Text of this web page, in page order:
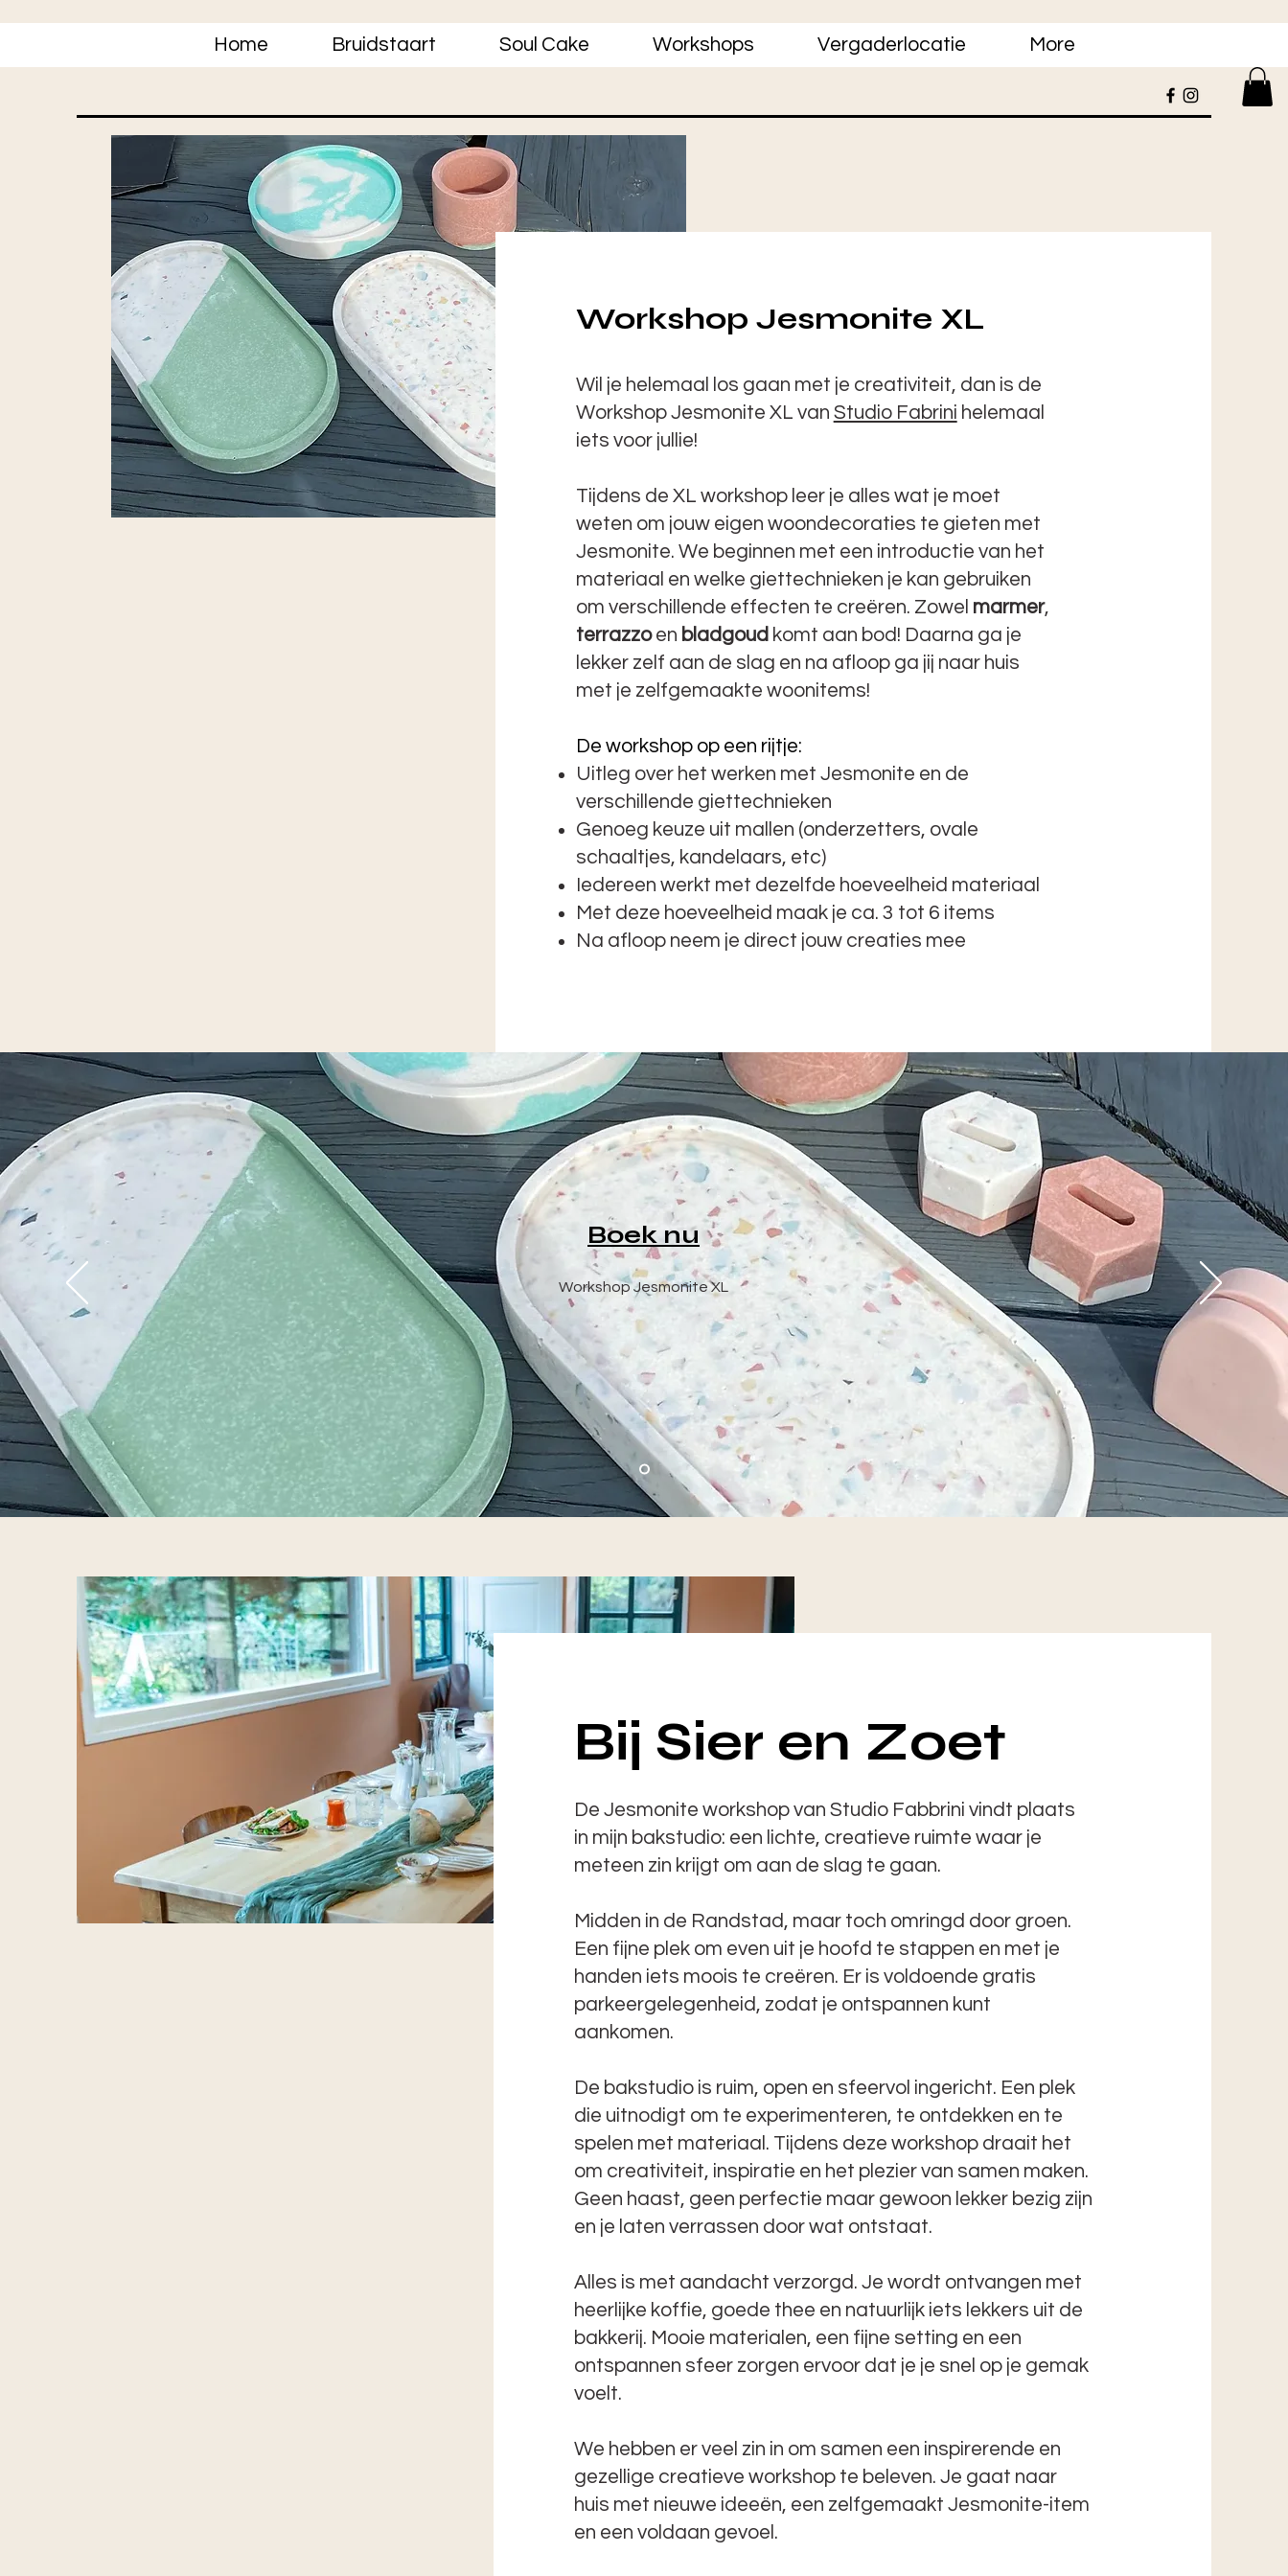
Home Bruidstaart Soul Cake Workshops Vergaderlocatie More
Workshop Jesmonite XL
Wil je helemaal los gaan met je creativiteit, dan is de
Workshop Jesmonite XL van Studio Fabrini helemaal
iets voor jullie!
Tijdens de XL workshop leer je alles wat je moet
weten om jouw eigen woondecoraties te gieten met
Jesmonite. We beginnen met een introductie van het
materiaal en welke giettechnieken je kan gebruiken
om verschillende effecten te creëren. Zowel marmer,
terrazzoen bladgoud komt aan bod! Daarna ga je
lekker zelf aan de slag en na afloop ga jij naar huis
met je zelfgemaakte woonitems!
De workshop op een rijtje:
Uitleg over het werken met Jesmonite en de
verschillende giettechnieken
Genoeg keuze uit mallen (onderzetters, ovale
schaaltjes, kandelaars, etc)
Iedereen werkt met dezelfde hoeveelheid materiaal
Met deze hoeveelheid maak je ca. 3 tot 6 items
Na afloop neem je direct jouw creaties mee
Boek nu
Workshop Jesmonite XL
Bij Sier en Zoet
De Jesmonite workshop van Studio Fabbrini vindt plaats
in mijn bakstudio: een lichte, creatieve ruimte waar je
meteen zin krijgt om aan de slag te gaan.
Midden in de Randstad, maar toch omringd door groen.
Een fijne plek om even uit je hoofd te stappen en met je
handen iets moois te creëren. Er is voldoende gratis
parkeergelegenheid, zodat je ontspannen kunt
aankomen.
De bakstudio is ruim, open en sfeervol ingericht. Een plek
die uitnodigt om te experimenteren, te ontdekken en te
spelen met materiaal. Tijdens deze workshop draait het
om creativiteit, inspiratie en het plezier van samen maken.
Geen haast, geen perfectie maar gewoon lekker bezig zijn
en je laten verrassen door wat ontstaat.
Alles is met aandacht verzorgd. Je wordt ontvangen met
heerlijke koffie, goede thee en natuurlijk iets lekkers uit de
bakkerij. Mooie materialen, een fijne setting en een
ontspannen sfeer zorgen ervoor dat je je snel op je gemak
voelt.
We hebben er veel zin in om samen een inspirerende en
gezellige creatieve workshop te beleven. Je gaat naar
huis met nieuwe ideeën, een zelfgemaakt Jesmonite-item
en een voldaan gevoel.